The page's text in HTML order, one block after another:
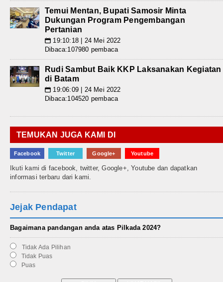
Temui Mentan, Bupati Samosir Minta
Dukungan Program Pengembangan
Pertanian
📅 19:10:18 | 24 Mei 2022
Dibaca:107980 pembaca
Rudi Sambut Baik KKP Laksanakan Kegiatan
di Batam
📅 19:06:09 | 24 Mei 2022
Dibaca:104520 pembaca
TEMUKAN JUGA KAMI DI
Facebook Twitter Google+ Youtube
Ikuti kami di facebook, twitter, Google+, Youtube dan dapatkan
informasi terbaru dari kami.
Jejak Pendapat
Bagaimana pandangan anda atas Pilkada 2024?
Tidak Ada Pilihan
Tidak Puas
Puas